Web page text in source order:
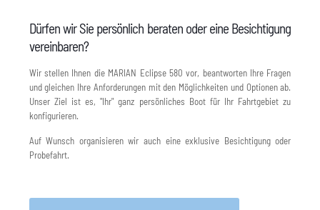
Dürfen wir Sie persönlich beraten oder eine Besichtigung
vereinbaren?
Wir stellen Ihnen die MARIAN Eclipse 580 vor, beantworten Ihre Fragen
und gleichen Ihre Anforderungen mit den Möglichkeiten und Optionen ab.
Unser Ziel ist es, "Ihr" ganz persönliches Boot für Ihr Fahrtgebiet zu
konfigurieren.
Auf Wunsch organisieren wir auch eine exklusive Besichtigung oder
Probefahrt.